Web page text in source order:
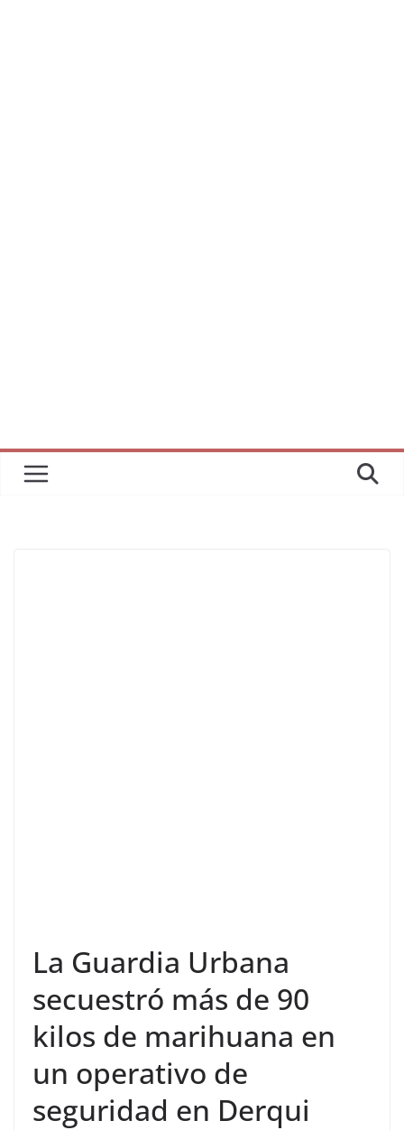
La Guardia Urbana
secuestró más de 90
kilos de marihuana en
un operativo de
seguridad en Derqui